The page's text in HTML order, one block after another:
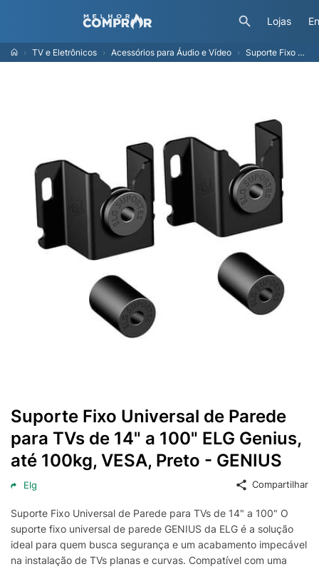
Lojas
TV e Eletrônicos Acessórios para Áudio e Vídeo Suporte Fixo Universal de Parede para TVs de 14" a 100" ELG Genius, até 100kg, VESA, Preto - GENIUS
Suporte Fixo Universal de Parede
para TVs de 14" a 100" ELG Genius,
até 100kg, VESA, Preto - GENIUS
Elg Compartilhar
Suporte Fixo Universal de Parede para TVs de 14" a 100" O
suporte fixo universal de parede GENIUS da ELG é a solução
ideal para quem busca segurança e um acabamento impecável
na instalação de TVs planas e curvas. Compatível com uma